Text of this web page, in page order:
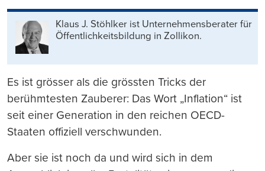
drucken
Klaus J. Stöhlker ist Unternehmens­berater für
Öffentlichkeits­bildung in Zollikon.
Es ist grösser als die grössten Tricks der
berühmtesten Zauberer: Das Wort „Inflation“ ist
seit einer Generation in den reichen OECD-
Staaten offiziell verschwunden.
Aber sie ist noch da und wird sich in dem